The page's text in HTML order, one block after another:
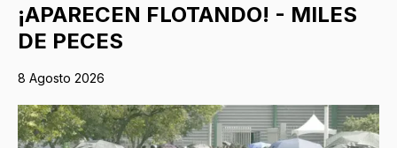
¡APARECEN FLOTANDO! - MILES
DE PECES
8 Agosto 2026